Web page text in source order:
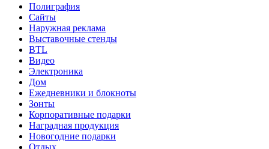
Полиграфия
Сайты
Наружная реклама
Выставочные стенды
BTL
Видео
Электроника
Дом
Ежедневники и блокноты
Зонты
Корпоративные подарки
Наградная продукция
Новогодние подарки
Отдых